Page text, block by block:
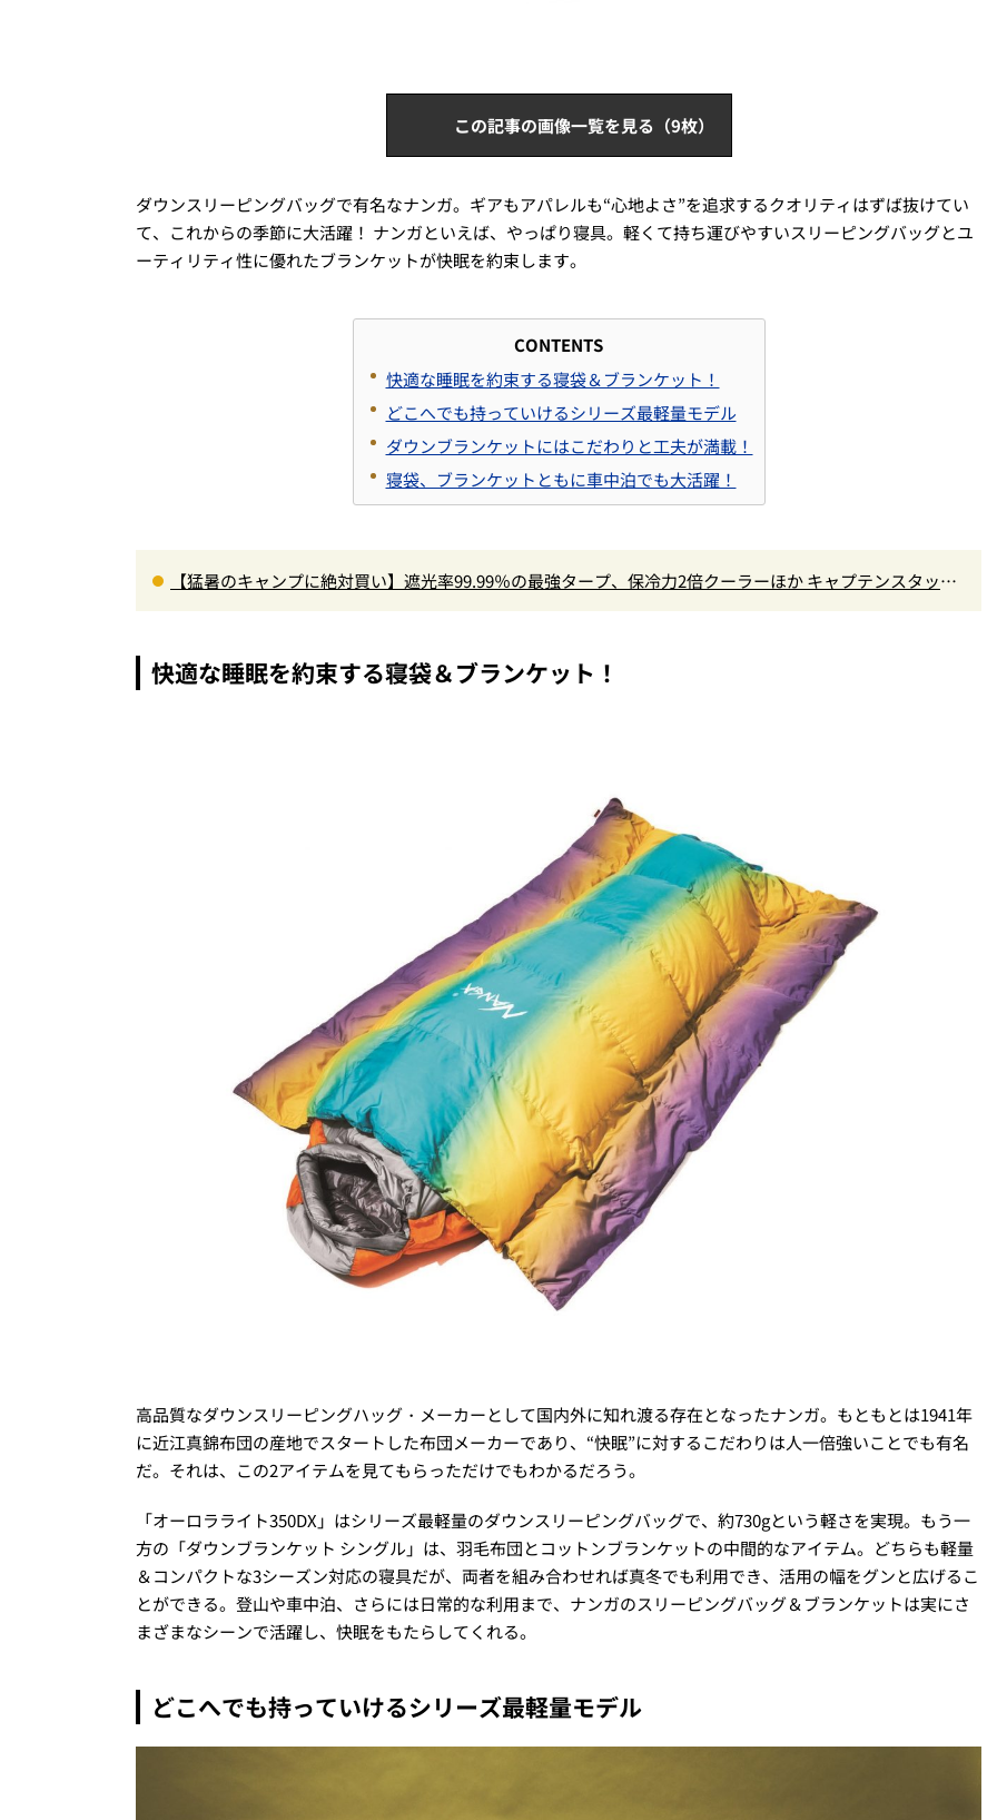
この記事の画像一覧を見る（9枚）
ダウンスリーピングバッグで有名なナンガ。ギアもアパレルも“心地よさ”を追求するクオリティはずば抜けてい
て、これからの季節に大活躍！ ナンガといえば、やっぱり寝具。軽くて持ち運びやすいスリーピングバッグとユ
ーティリティ性に優れたブランケットが快眠を約束します。
CONTENTS
快適な睡眠を約束する寝袋＆ブランケット！
どこへでも持っていけるシリーズ最軽量モデル
ダウンブランケットにはこだわりと工夫が満載！
寝袋、ブランケットともに車中泊でも大活躍！
【猛暑のキャンプに絶対買い】遮光率99.99％の最強タープ、保冷力2倍クーラーほか キャプテンスタッグ
快適な睡眠を約束する寝袋＆ブランケット！
高品質なダウンスリーピングハッグ・メーカーとして国内外に知れ渡る存在となったナンガ。もともとは1941年
に近江真錦布団の産地でスタートした布団メーカーであり、“快眠”に対するこだわりは人一倍強いことでも有名
だ。それは、この2アイテムを見てもらっただけでもわかるだろう。
「オーロラライト350DX」はシリーズ最軽量のダウンスリーピングバッグで、約730gという軽さを実現。もう一
方の「ダウンブランケット シングル」は、羽毛布団とコットンブランケットの中間的なアイテム。どちらも軽量
＆コンパクトな3シーズン対応の寝具だが、両者を組み合わせれば真冬でも利用でき、活用の幅をグンと広げるこ
とができる。登山や車中泊、さらには日常的な利用まで、ナンガのスリーピングバッグ＆ブランケットは実にさ
まざまなシーンで活躍し、快眠をもたらしてくれる。
どこへでも持っていけるシリーズ最軽量モデル